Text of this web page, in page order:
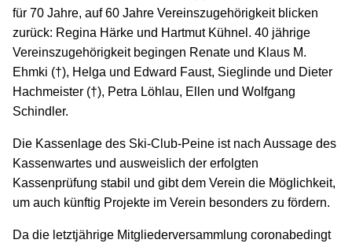
für 70 Jahre, auf 60 Jahre Vereinszugehörigkeit blicken
zurück: Regina Härke und Hartmut Kühnel. 40 jährige
Vereinszugehörigkeit begingen Renate und Klaus M.
Ehmki (†), Helga und Edward Faust, Sieglinde und Dieter
Hachmeister (†), Petra Löhlau, Ellen und Wolfgang
Schindler.
Die Kassenlage des Ski-Club-Peine ist nach Aussage des
Kassenwartes und ausweislich der erfolgten
Kassenprüfung stabil und gibt dem Verein die Möglichkeit,
um auch künftig Projekte im Verein besonders zu fördern.
Da die letztjährige Mitgliederversammlung coronabedingt